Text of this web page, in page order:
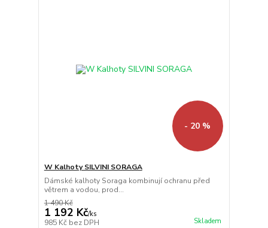
- 20 %
W Kalhoty SILVINI SORAGA
Dámské kalhoty Soraga kombinují ochranu před
větrem a vodou, prod...
1 490 Kč
1 192 Kč/ks
985 Kč bez DPH Skladem